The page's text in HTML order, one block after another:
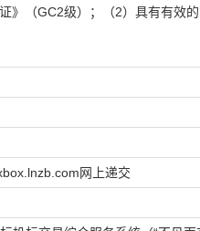
（GC2级）；（2）具有有效
网上递交